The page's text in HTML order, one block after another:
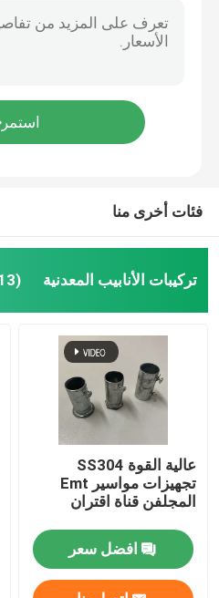
فئات أخرى منا
تركيبات الأنابيب المعدنية (13)
عالية القوة SS304
تجهيزات مواسير Emt
المجلفن قناة اقتران
افضل سعر